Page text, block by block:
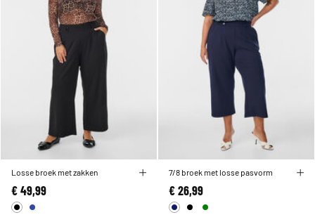
Losse broek met zakken
€ 49,99
7/8 broek met losse pasvorm
€ 26,99